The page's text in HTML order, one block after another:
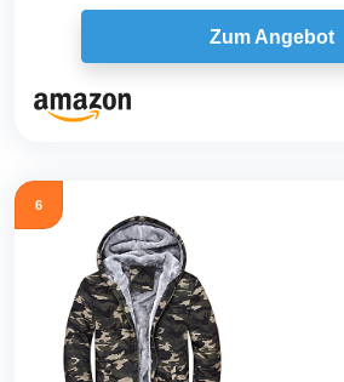
Warm...
Zum Angebot
6